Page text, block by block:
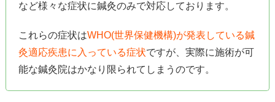
など様々な症状に鍼灸のみで対応しております。
これらの症状はWHO(世界保健機構)が発表している鍼
灸適応疾患に入っている症状ですが、実際に施術が可
能な鍼灸院はかなり限られてしまうのです。